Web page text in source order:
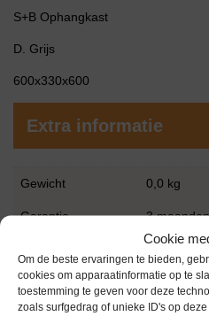
Cookie
Om de beste ervaringen te bieden,
cookies om apparaatinformatie op te
toestemming te geven voor deze
zoals surfgedrag of unieke ID's op
S+B Ophangkast
D. Grijs
600x330x600
Extra informatie
Gewicht 0,0 kg
Garantie 3 maanden
Gebruikt in
Merk S+B